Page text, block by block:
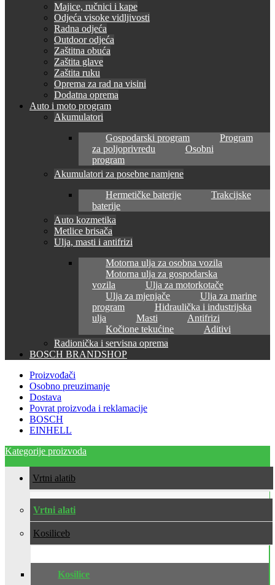
Majice, ručnici i kape
Odjeća visoke vidljivosti
Radna odjeća
Outdoor odjeća
Zaštitna obuća
Zaštita glave
Zaštita ruku
Oprema za rad na visini
Dodatna oprema
Auto i moto program
Akumulatori
Gospodarski program
Program
za poljoprivredu
Osobni
program
Akumulatori za posebne namjene
Hermetičke baterije
Trakcijske
baterije
Auto kozmetika
Metlice brisača
Ulja, masti i antifrizi
Motorna ulja za osobna vozila
Motorna ulja za gospodarska
vozila
Ulja za motorkotače
Ulja za mjenjače
Ulja za marine
program
Hidraulička i industrijska
ulja
Masti
Antifrizi
Kočione tekućine
Aditivi
Radionička i servisna oprema
BOSCH BRANDSHOP
Proizvođači
Osobno preuzimanje
Dostava
Povrat proizvoda i reklamacije
BOSCH
EINHELL
Kategorije proizvoda
Vrtni alati
Vrtni alati
Kosilice
Kosilice